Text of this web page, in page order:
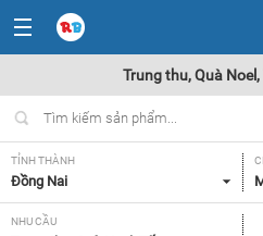
Trung thu, Quà
TỈNH THÀNH
Đồng Nai
NHU CẦU